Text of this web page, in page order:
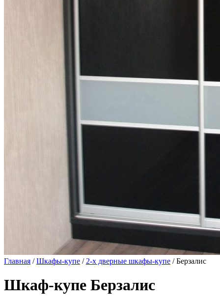
Главная /Шкафы-купе / 2-х дверные шкафы-купе / Берзалис
Шкаф-купе Берзалис